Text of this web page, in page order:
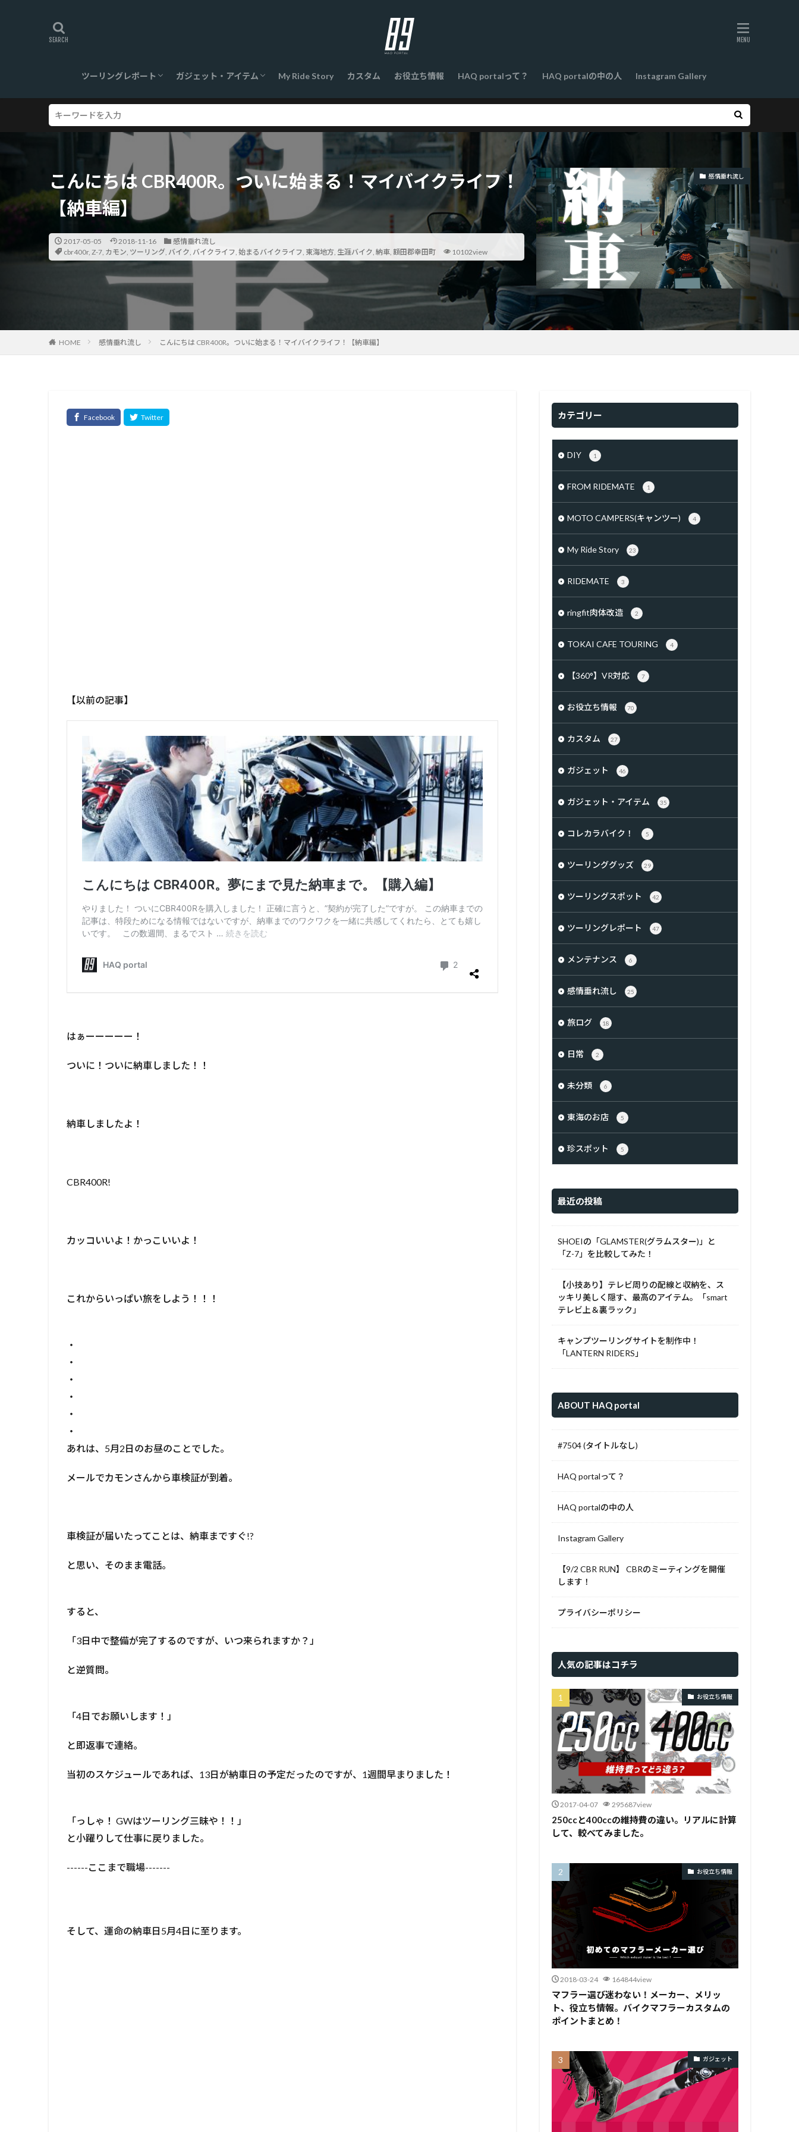
ツーリングレポート
旅ログ
ツーリングスポット
【360°】VR対応
ガジェット・アイテム
ツーリンググッズ
ガジェット
My Ride Story カスタム お役立ち情報 HAQ portalって？ HAQ portalの中の人 Instagram Gallery
こんにちは CBR400R。ついに始まる！マイバイクライフ！
【納車編】
2017-05-05 2018-11-16
感情垂れ流し
cbr400r, Z-7, カモン, ツーリング, バイク, バイクライフ, 始まるバイクライフ, 東海地方, 生涯バイク, 納車, 額田郡幸田町 10102view
感情垂れ流し
HOME 感情垂れ流し こんにちは CBR400R。ついに始まる！マイバイクライフ！【納車編】
【以前の記事】
はぁーーーーー！
ついに！ついに納車しました！！
納車しましたよ！
CBR400R!
カッコいいよ！かっこいいよ！
これからいっぱい旅をしよう！！！
・
・
・
・
・
・
あれは、5月2日のお昼のことでした。
メールでカモンさんから車検証が到着。
車検証が届いたってことは、納車まですぐ!?
と思い、そのまま電話。
すると、
「3日中で整備が完了するのですが、いつ来られますか？」
と逆質問。
「4日でお願いします！」
と即返事で連絡。
当初のスケジュールであれば、13日が納車日の予定だったのですが、1週間早まりました！
「っしゃ！ GWはツーリング三昧や！！」
と小躍りして仕事に戻りました。
------ここまで職場-------
そして、運命の納車日5月4日に至ります。
カテゴリー
DIY 1
FROM RIDEMATE 1
MOTO CAMPERS(キャンツー) 4
My Ride Story 23
RIDEMATE 3
ringfit肉体改造 2
TOKAI CAFE TOURING 4
【360°】VR対応 7
お役立ち情報 70
カスタム 27
ガジェット 46
ガジェット・アイテム 35
コレカラバイク！ 5
ツーリンググッズ 29
ツーリングスポット 42
ツーリングレポート 47
メンテナンス 6
感情垂れ流し 25
旅ログ 18
日常 2
未分類 6
東海のお店 5
珍スポット 5
最近の投稿
SHOEIの「GLAMSTER(グラムスター)」と
「Z-7」を比較してみた！
【小技あり】テレビ周りの配線と収納を、ス
ッキリ美しく隠す、最高のアイテム。「smart
テレビ上＆裏ラック」
キャンプツーリングサイトを制作中！
「LANTERN RIDERS」
ABOUT HAQ portal
#7504 (タイトルなし)
HAQ portalって？
HAQ portalの中の人
Instagram Gallery
【9/2 CBR RUN】 CBRのミーティングを開催
します！
プライバシーポリシー
人気の記事はコチラ
お役立ち情報
2017-04-07 295687view
250ccと400ccの維持費の違い。リアルに計算
して、較べてみました。
お役立ち情報
2018-03-24 164844view
マフラー選び迷わない！メーカー、メリッ
ト、役立ち情報。バイクマフラーカスタムの
ポイントまとめ！
ガジェット